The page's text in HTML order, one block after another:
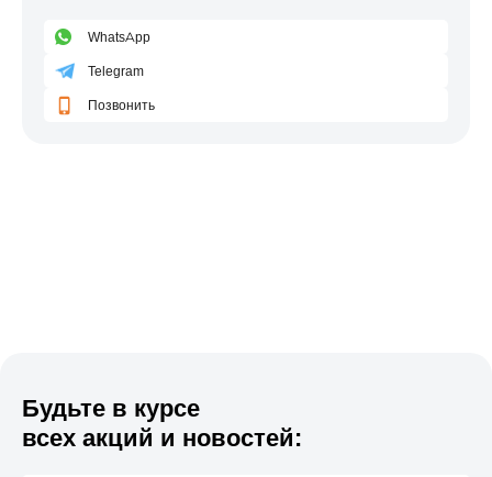
WhatsApp
Telegram
Позвонить
Будьте в курсе
всех акций и новостей: